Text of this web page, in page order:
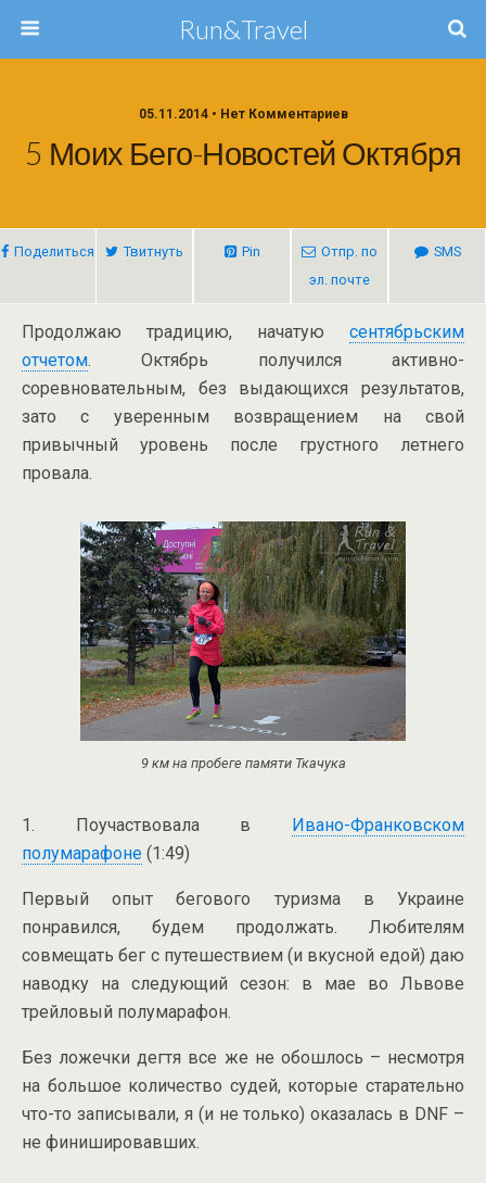
Run&Travel
05.11.2014 • Нет Комментариев
5 Моих Бего-Новостей Октября
Поделиться Твитнуть Pin
Отпр. по
эл. почте
SMS
Продолжаю традицию, начатую сентябрьским
отчетом. Октябрь получился активно-
соревновательным, без выдающихся результатов,
зато с уверенным возвращением на свой
привычный уровень после грустного летнего
провала.
9 км на пробеге памяти Ткачука
1. Поучаствовала в Ивано-Франковском
полумарафоне (1:49)
Первый опыт бегового туризма в Украине
понравился, будем продолжать. Любителям
совмещать бег с путешествием (и вкусной едой) даю
наводку на следующий сезон: в мае во Львове
трейловый полумарафон.
Без ложечки дегтя все же не обошлось – несмотря
на большое количество судей, которые старательно
что-то записывали, я (и не только) оказалась в DNF –
не финишировавших.